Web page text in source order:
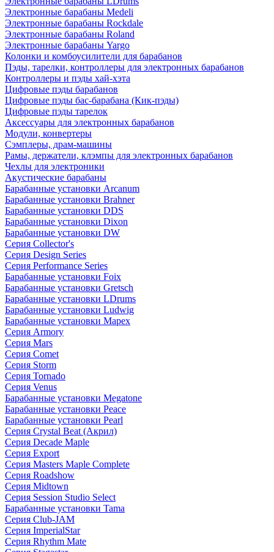
Электронные барабаны Medeli
Электронные барабаны Rockdale
Электронные барабаны Roland
Электронные барабаны Yargo
Колонки и комбоусилители для барабанов
Пэды, тарелки, контроллеры для электронных барабанов
Контроллеры и пэды хай-хэта
Цифровые пэды барабанов
Цифровые пэды бас-барабана (Кик-пэды)
Цифровые пэды тарелок
Аксессуары для электронных барабанов
Модули, конвертеры
Сэмплеры, драм-машины
Рамы, держатели, клэмпы для электронных барабанов
Чехлы для электроники
Акустические барабаны
Барабанные установки Arcanum
Барабанные установки Brahner
Барабанные установки DDS
Барабанные установки Dixon
Барабанные установки DW
Серия Collector's
Серия Design Series
Серия Performance Series
Барабанные установки Foix
Барабанные установки Gretsch
Барабанные установки LDrums
Барабанные установки Ludwig
Барабанные установки Mapex
Серия Armory
Серия Mars
Серия Comet
Серия Storm
Серия Tornado
Серия Venus
Барабанные установки Megatone
Барабанные установки Peace
Барабанные установки Pearl
Серия Crystal Beat (Акрил)
Серия Decade Maple
Серия Export
Серия Masters Maple Complete
Серия Roadshow
Серия Midtown
Серия Session Studio Select
Барабанные установки Tama
Серия Club-JAM
Серия ImperialStar
Серия Rhythm Mate